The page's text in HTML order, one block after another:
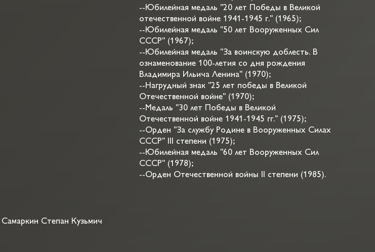
--Юбилейная медаль "20 лет Победы в Великой
отечественной войне 1941-1945 г." (1965);
--Юбилейная медаль "50 лет Вооруженных Сил
СССР" (1967);
--Юбилейная медаль "За воинскую доблесть. В
ознаменование 100-летия со дня рождения
Владимира Ильича Ленина" (1970);
--Нагрудный знак "25 лет победы в Великой
Отечественной войне" (1970);
--Медаль "30 лет Победы в Великой
Отечественной войне 1941-1945 гг." (1975);
--Орден "За службу Родине в Вооруженных Силах
СССР" III степени (1975);
--Юбилейная медаль "60 лет Вооруженных Сил
СССР" (1978);
--Орден Отечественной войны II степени (1985).
Самаркин Степан Кузьмич